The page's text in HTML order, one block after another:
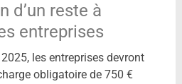
d’un reste à
entreprises
les entreprises devront
obligatoire de 750 €